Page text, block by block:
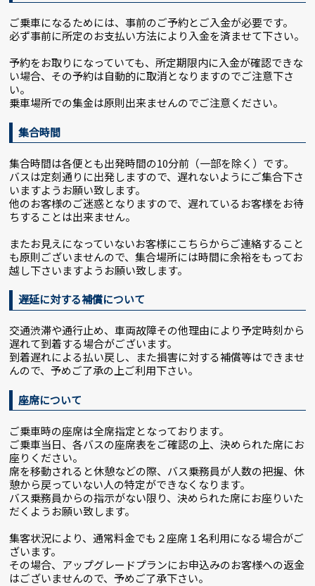
ご乗車になるためには、事前のご予約とご入金が必要です。
必ず事前に所定のお支払い方法により入金を済ませて下さい。
予約をお取りになっていても、所定期限内に入金が確認できな
い場合、その予約は自動的に取消となりますのでご注意下さ
い。
乗車場所での集金は原則出来ませんのでご注意ください。
集合時間
集合時間は各便とも出発時間の10分前（一部を除く）です。
バスは定刻通りに出発しますので、遅れないようにご集合下さ
いますようお願い致します。
他のお客様のご迷惑となりますので、遅れているお客様をお待
ちすることは出来ません。
またお見えになっていないお客様にこちらからご連絡すること
も原則ございませんので、集合場所には時間に余裕をもってお
越し下さいますようお願い致します。
遅延に対する補償について
交通渋滞や通行止め、車両故障その他理由により予定時刻から
遅れて到着する場合がございます。
到着遅れによる払い戻し、また損害に対する補償等はできませ
んので、予めご了承の上ご利用下さい。
座席について
ご乗車時の座席は全席指定となっております。
ご乗車当日、各バスの座席表をご確認の上、決められた席にお
座りください。
席を移動されると休憩などの際、バス乗務員が人数の把握、休
憩から戻っていない人の特定ができなくなります。
バス乗務員からの指示がない限り、決められた席にお座りいた
だくようお願い致します。
集客状況により、通常料金でも２座席１名利用になる場合がご
ざいます。
その場合、アップグレードプランにお申込みのお客様への返金
はございませんので、予めご了承下さい。